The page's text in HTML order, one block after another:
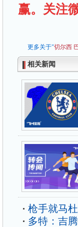
赢。关注
更多关于"切尔西
相关新闻
枪手就马
多特：吉